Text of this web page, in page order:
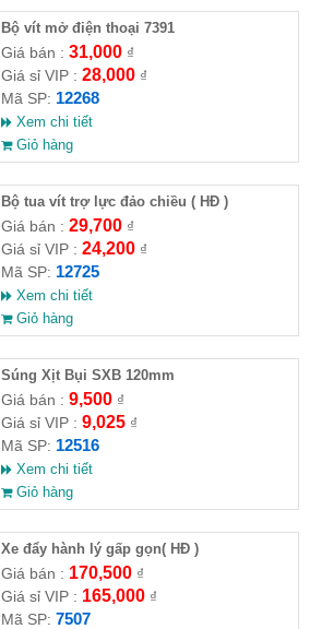
Bộ vít mở điện thoại 7391
Giá bán : 31,000₫
Giá sỉ VIP : 28,000₫
Mã SP: 12268
Xem chi tiết
Giỏ hàng
Bộ tua vít trợ lực đảo chiều ( HĐ )
Giá bán : 29,700₫
Giá sỉ VIP : 24,200₫
Mã SP: 12725
Xem chi tiết
Giỏ hàng
Súng Xịt Bụi SXB 120mm
Giá bán : 9,500₫
Giá sỉ VIP : 9,025₫
Mã SP: 12516
Xem chi tiết
Giỏ hàng
Xe đẩy hành lý gấp gọn( HĐ )
Giá bán : 170,500₫
Giá sỉ VIP : 165,000₫
Mã SP: 7507